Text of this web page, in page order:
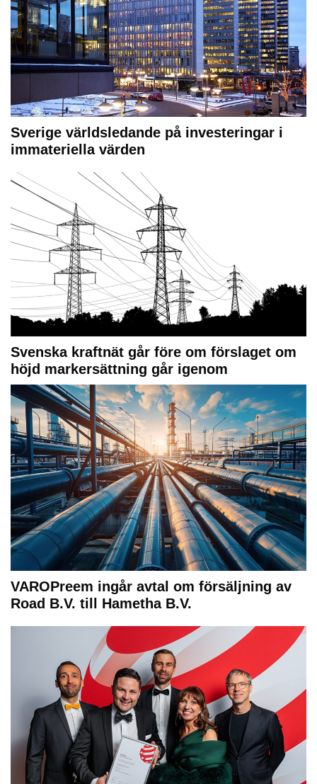
Sverige världsledande på investeringar i
immateriella värden
Svenska kraftnät går före om förslaget om
höjd markersättning går igenom
VAROPreem ingår avtal om försäljning av
Road B.V. till Hametha B.V.